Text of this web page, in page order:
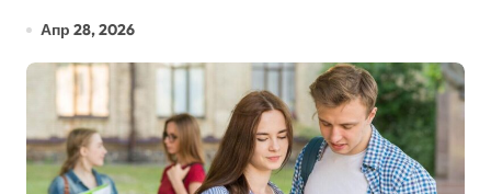
Апр 28, 2026